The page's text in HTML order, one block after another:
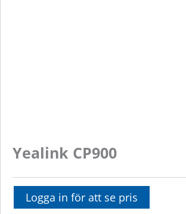
Yealink CP900
Logga in för att se pris